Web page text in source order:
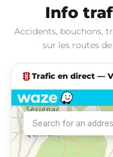
Info
Accidents, bouchons,
sur les routes de
traffic Trafic en direct —